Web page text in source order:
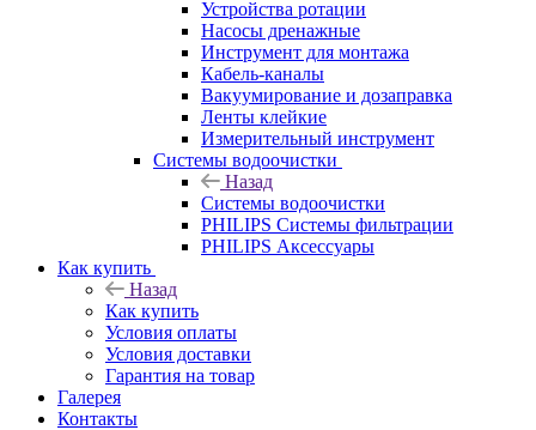
Устройства ротации
Насосы дренажные
Инструмент для монтажа
Кабель-каналы
Вакуумирование и дозаправка
Ленты клейкие
Измерительный инструмент
Системы водоочистки
Назад
Системы водоочистки
PHILIPS Системы фильтрации
PHILIPS Аксессуары
Как купить
Назад
Как купить
Условия оплаты
Условия доставки
Гарантия на товар
Галерея
Контакты